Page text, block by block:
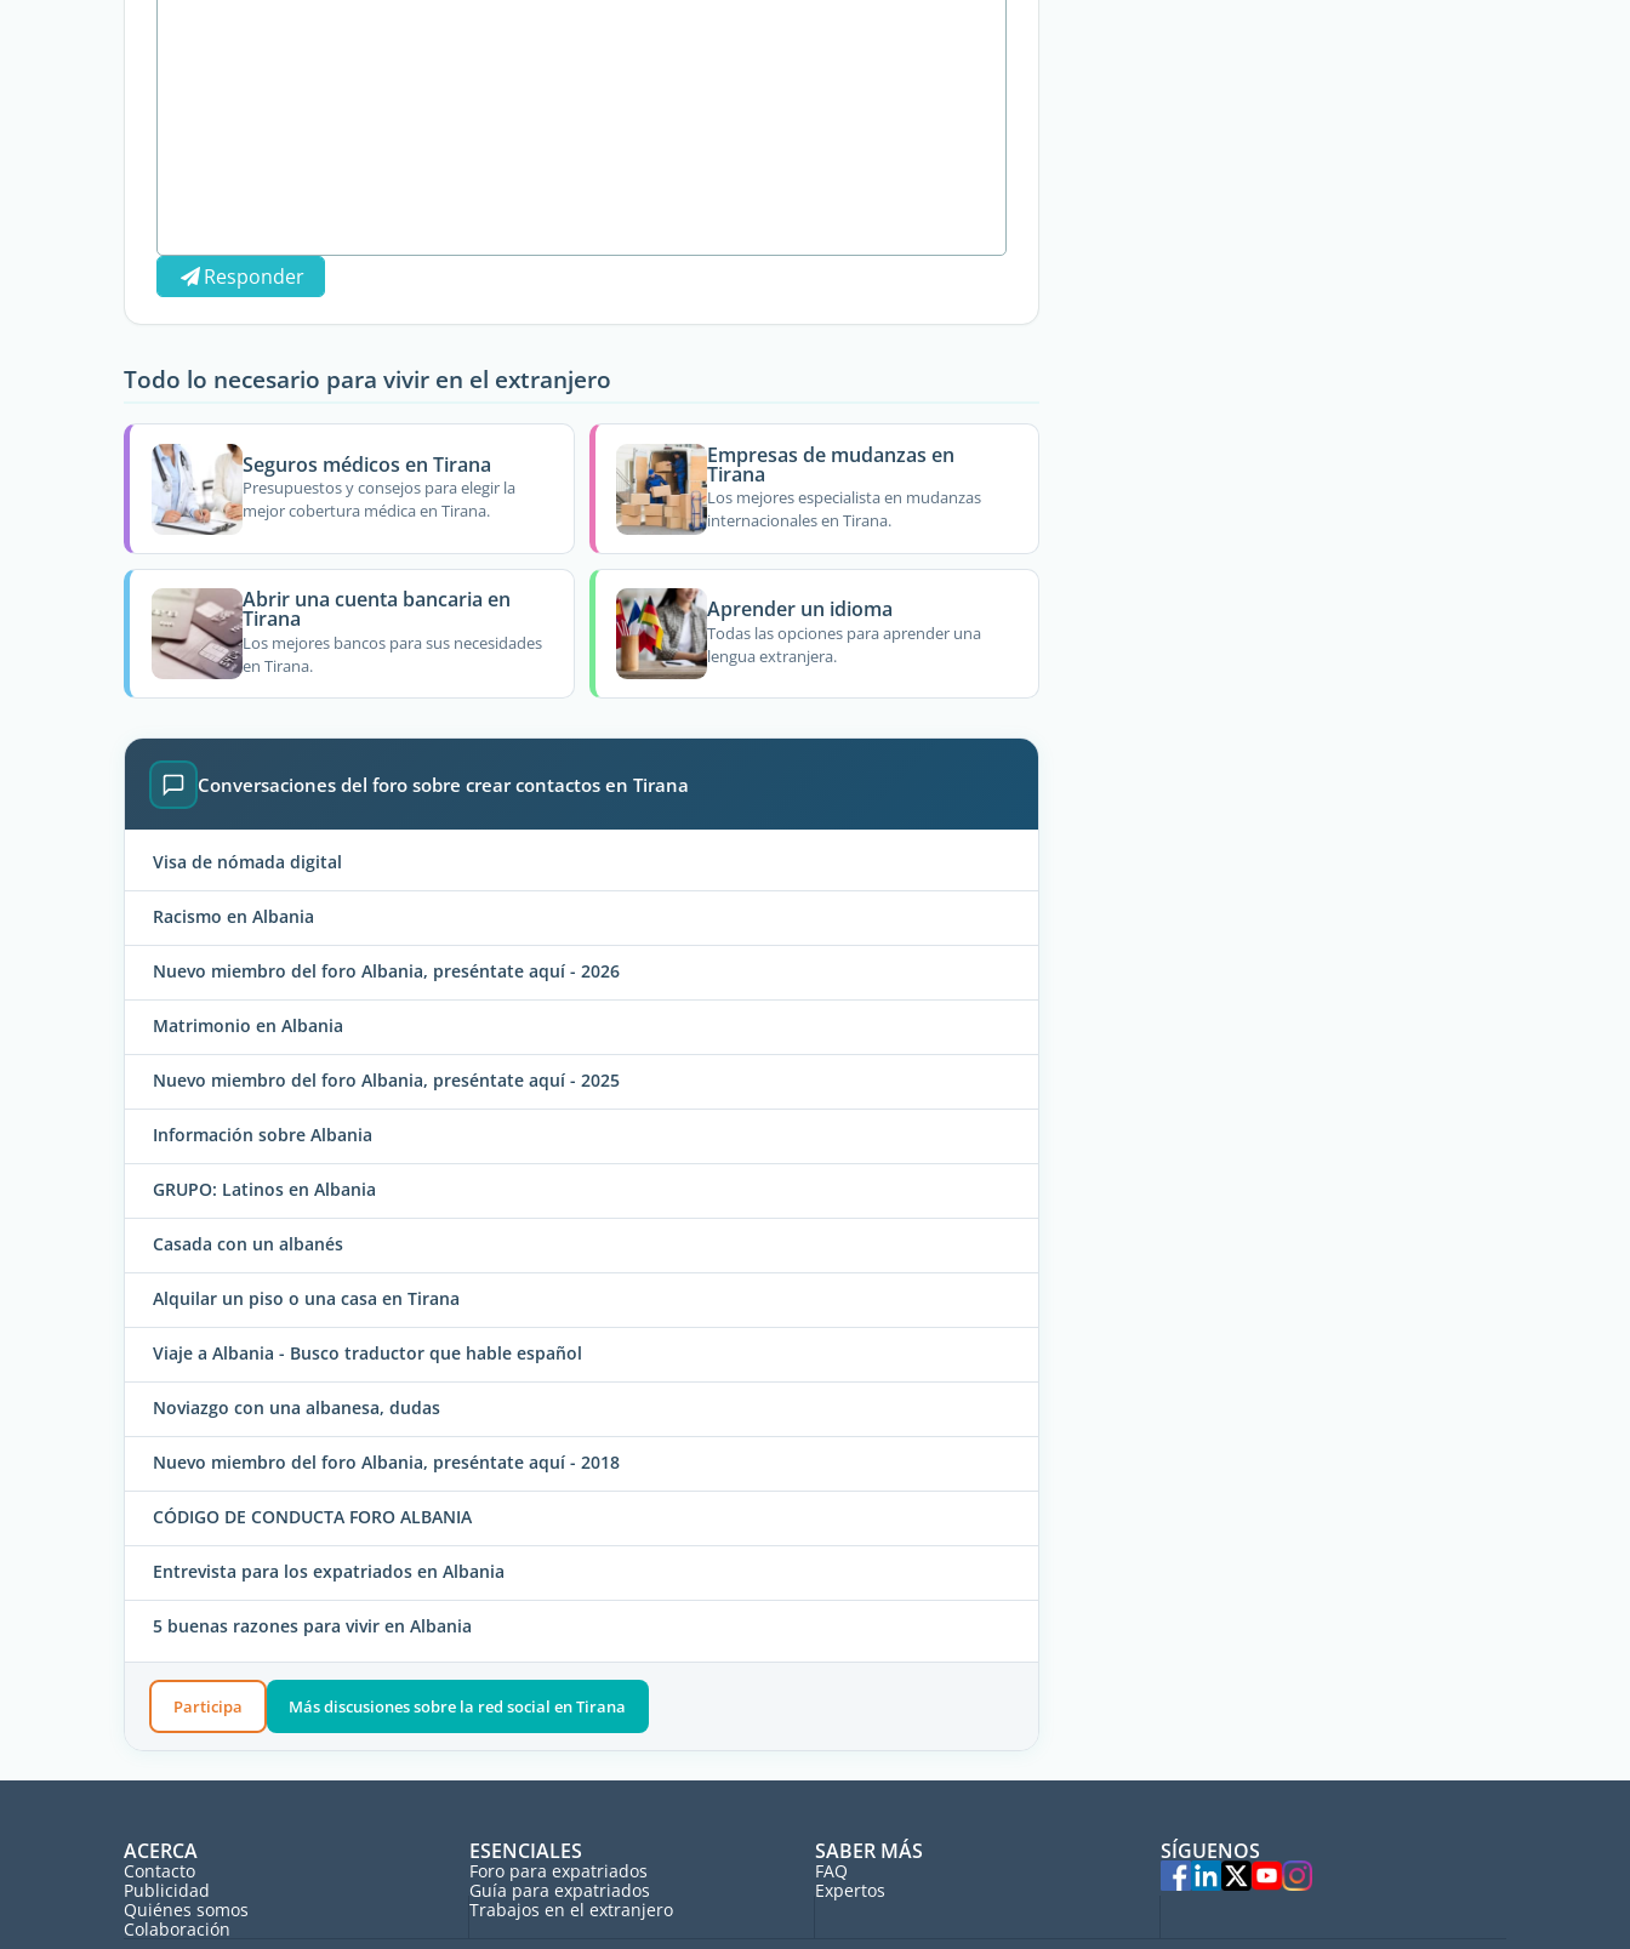
Responder
Todo lo necesario para vivir en el extranjero
Seguros médicos en Tirana
Presupuestos y consejos para elegir la
mejor cobertura médica en Tirana.
Empresas de mudanzas en
Tirana
Los mejores especialista en mudanzas
internacionales en Tirana.
Abrir una cuenta bancaria en
Tirana
Los mejores bancos para sus necesidades
en Tirana.
Aprender un idioma
Todas las opciones para aprender una
lengua extranjera.
Conversaciones del foro sobre crear contactos en Tirana
Visa de nómada digital
Racismo en Albania
Nuevo miembro del foro Albania, preséntate aquí - 2026
Matrimonio en Albania
Nuevo miembro del foro Albania, preséntate aquí - 2025
Información sobre Albania
GRUPO: Latinos en Albania
Casada con un albanés
Alquilar un piso o una casa en Tirana
Viaje a Albania - Busco traductor que hable español
Noviazgo con una albanesa, dudas
Nuevo miembro del foro Albania, preséntate aquí - 2018
CÓDIGO DE CONDUCTA FORO ALBANIA
Entrevista para los expatriados en Albania
5 buenas razones para vivir en Albania
Participa Más discusiones sobre la red social en Tirana
ACERCA
Contacto
Publicidad
Quiénes somos
Colaboración
ESENCIALES
Foro para expatriados
Guía para expatriados
Trabajos en el extranjero
SABER MÁS
FAQ
Expertos
SÍGUENOS